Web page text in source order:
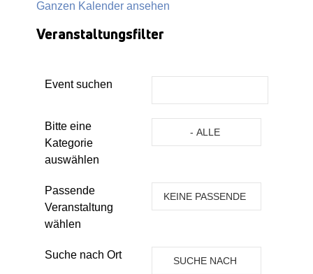
Ganzen Kalender ansehen
Veranstaltungsfilter
Event suchen
Bitte eine
Kategorie
auswählen
- ALLE
Passende
Veranstaltung
wählen
KEINE PASSENDE
Suche nach Ort SUCHE NACH